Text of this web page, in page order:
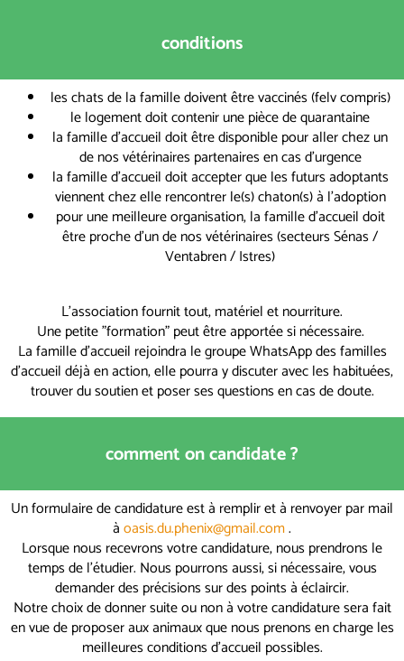
conditions
les chats de la famille doivent être vaccinés (felv compris)
le logement doit contenir une pièce de quarantaine
la famille d'accueil doit être disponible pour aller chez un
de nos vétérinaires partenaires en cas d'urgence
la famille d'accueil doit accepter que les futurs adoptants
viennent chez elle rencontrer le(s) chaton(s) à l'adoption
pour une meilleure organisation, la famille d'accueil doit
être proche d'un de nos vétérinaires (secteurs Sénas /
Ventabren / Istres)
L'association fournit tout, matériel et nourriture.
Une petite "formation" peut être apportée si nécessaire.
La famille d'accueil rejoindra le groupe WhatsApp des familles
d'accueil déjà en action, elle pourra y discuter avec les habituées,
trouver du soutien et poser ses questions en cas de doute.
comment on candidate ?
Un formulaire de candidature est à remplir et à renvoyer par mail
àoasis.du.phenix@gmail.com.
Lorsque nous recevrons votre candidature, nous prendrons le
temps de l’étudier. Nous pourrons aussi, si nécessaire, vous
demander des précisions sur des points à éclaircir.
Notre choix de donner suite ou non à votre candidature sera fait
en vue de proposer aux animaux que nous prenons en charge les
meilleures conditions d’accueil possibles.